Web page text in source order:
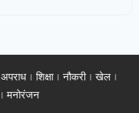
अपराध शिक्षा नौकरी
खेल
मनोरंजन